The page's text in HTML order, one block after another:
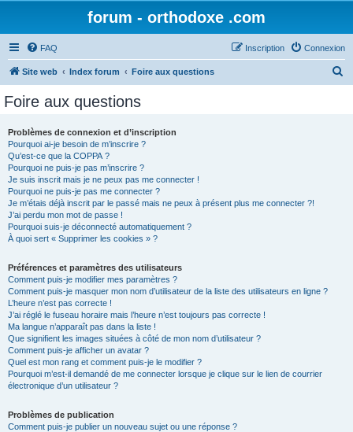
forum - orthodoxe .com
FAQ Connexion
Inscription
Site web Index forum Foire aux questions
Foire aux questions
Problèmes de connexion et d’inscription
Pourquoi ai-je besoin de m’inscrire ?
Qu’est-ce que la COPPA ?
Pourquoi ne puis-je pas m’inscrire ?
Je suis inscrit mais je ne peux pas me connecter !
Pourquoi ne puis-je pas me connecter ?
Je m’étais déjà inscrit par le passé mais ne peux à présent plus me connecter ?!
J’ai perdu mon mot de passe !
Pourquoi suis-je déconnecté automatiquement ?
À quoi sert « Supprimer les cookies » ?
Préférences et paramètres des utilisateurs
Comment puis-je modifier mes paramètres ?
Comment puis-je masquer mon nom d’utilisateur de la liste des utilisateurs en ligne ?
L’heure n’est pas correcte !
J’ai réglé le fuseau horaire mais l’heure n’est toujours pas correcte !
Ma langue n’apparaît pas dans la liste !
Que signifient les images situées à côté de mon nom d’utilisateur ?
Comment puis-je afficher un avatar ?
Quel est mon rang et comment puis-je le modifier ?
Pourquoi m’est-il demandé de me connecter lorsque je clique sur le lien de courrier
électronique d’un utilisateur ?
Problèmes de publication
Comment puis-je publier un nouveau sujet ou une réponse ?